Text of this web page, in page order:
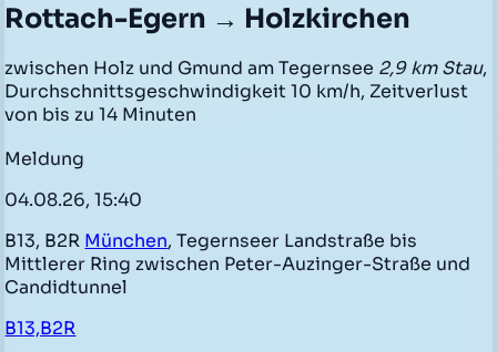
Rottach-Egern → Holzkirchen
zwischen Holz und Gmund am Tegernsee 2,9 km Stau,
Durchschnittsgeschwindigkeit 10 km/h, Zeitverlust
von bis zu 14 Minuten
Meldung
04.08.26, 15:40
B13, B2R München, Tegernseer Landstraße bis
Mittlerer Ring zwischen Peter-Auzinger-Straße und
Candidtunnel
B13,B2R